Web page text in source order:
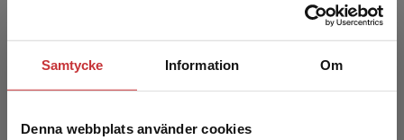
Samtycke Information Om
Denna webbplats använder cookies
Högläsningsbok